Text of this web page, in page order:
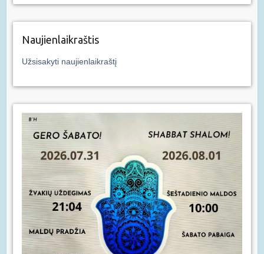
Naujienlaikraštis
Užsisakyti naujienlaikraštį